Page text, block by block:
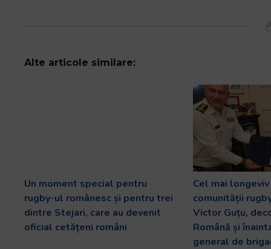
Alte articole similare:
Un moment special pentru
rugby-ul românesc și pentru trei
dintre Stejari, care au devenit
oficial cetățeni români
Cel mai
comunității
Victor Guțu,
Română și
general de